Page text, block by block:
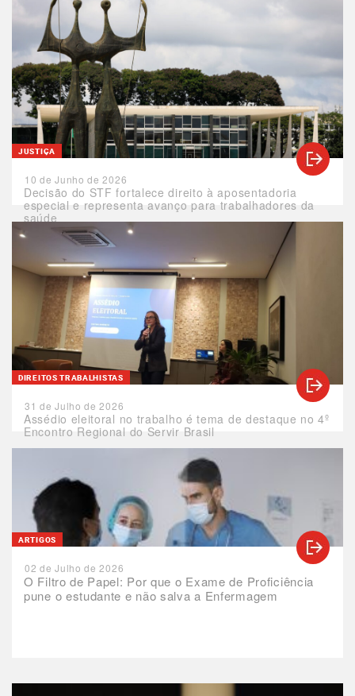
Decisão do STF fortalece direito à aposentadoria
especial e representa avanço para trabalhadores da
saúde
JUSTIÇA
10 de Junho de 2026
Assédio eleitoral no trabalho é tema de destaque no 4º
Encontro Regional do Servir Brasil
DIREITOS TRABALHISTAS
31 de Julho de 2026
O Filtro de Papel: Por que o Exame de Proficiência
pune o estudante e não salva a Enfermagem
ARTIGOS
02 de Julho de 2026